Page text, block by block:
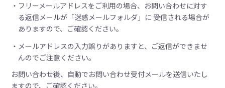
フリーメールアドレスをご利用の場合、お問い合わせに対す
る返信メールが「迷惑メールフォルダ」に 受信される場合が
ありますので、ご確認ください。
メールアドレスの入力誤りがありますと、ご返信ができませ
んのでご注意ください。
お問い合わせ後、自動でお問い合わせ受付メールを送信いたし
ますので、ご確認ください。